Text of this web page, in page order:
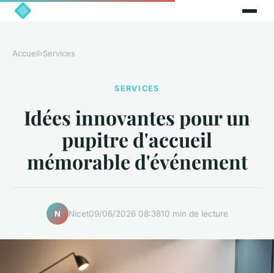
Accueil›Services
SERVICES
Idées innovantes pour un
pupitre d'accueil
mémorable d'événement
N Nicet09/06/2026 08:3810 min de lecture